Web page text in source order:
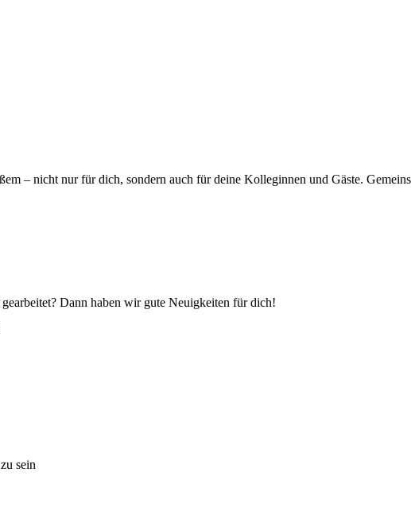
– nicht nur für dich, sondern auch für deine Kolleginnen und Gäste.
Dann haben wir gute Neuigkeiten für dich!
sein